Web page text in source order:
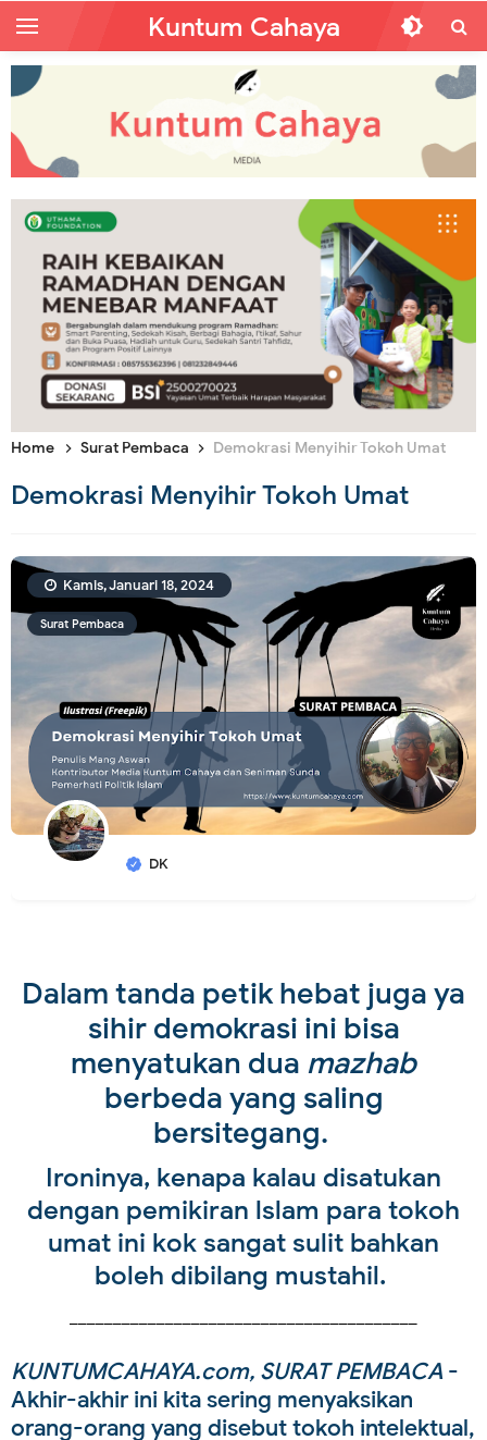
Kuntum Cahaya
Home Surat Pembaca Demokrasi Menyihir Tokoh Umat
Demokrasi Menyihir Tokoh Umat
Surat Pembaca
DK
Kamis, Januari 18, 2024
Dalam tanda petik hebat juga ya
sihir demokrasi ini bisa
menyatukan dua mazhab
berbeda yang saling
bersitegang.
Ironinya, kenapa kalau disatukan
dengan pemikiran lslam para tokoh
umat ini kok sangat sulit bahkan
boleh dibilang mustahil.
KUNTUMCAHAYA.com, SURAT PEMBACA -
Akhir-akhir ini kita sering menyaksikan
orang-orang yang disebut tokoh intelektual,